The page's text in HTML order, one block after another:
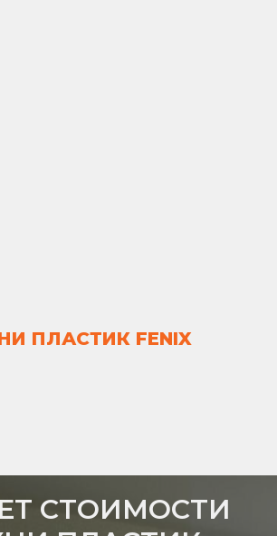
ПЛАСТИК FENIX
СТОИМОСТИ